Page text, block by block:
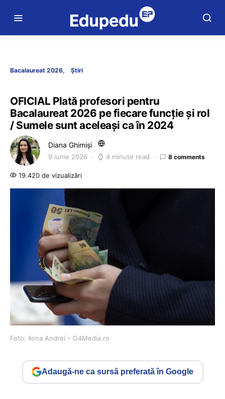
Bacalaureat 2026 Știri
OFICIAL Plată profesori pentru
Bacalaureat 2026 pe fiecare funcție și rol
/ Sumele sunt aceleași ca în 2024
Diana Ghimiși
9 iunie 2026 4 minute read 8 comments
19.420 de vizualizări
Foto: Ilona Andrei – G4Media.ro
Adaugă-ne ca sursă preferată în Google